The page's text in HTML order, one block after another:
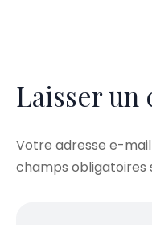
Laisser un
Votre adresse e-
champs obligatoires